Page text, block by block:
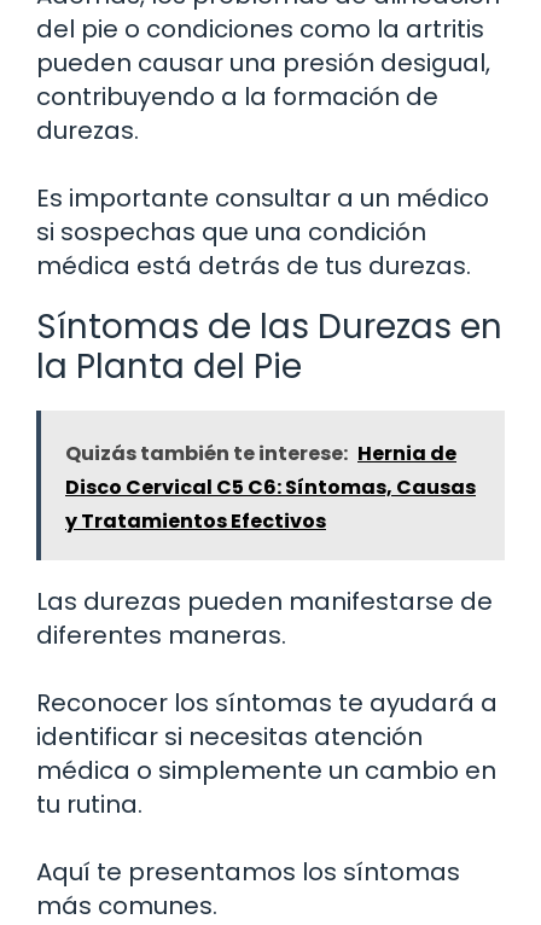
del pie o condiciones como la artritis
pueden causar una presión desigual,
contribuyendo a la formación de
durezas.
Es importante consultar a un médico
si sospechas que una condición
médica está detrás de tus durezas.
Síntomas de las Durezas en
la Planta del Pie
Quizás también te interese: Hernia de
Disco Cervical C5 C6: Síntomas, Causas
y Tratamientos Efectivos
Las durezas pueden manifestarse de
diferentes maneras.
Reconocer los síntomas te ayudará a
identificar si necesitas atención
médica o simplemente un cambio en
tu rutina.
Aquí te presentamos los síntomas
más comunes.